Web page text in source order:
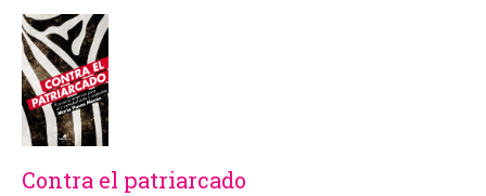
Contra el patriarcado